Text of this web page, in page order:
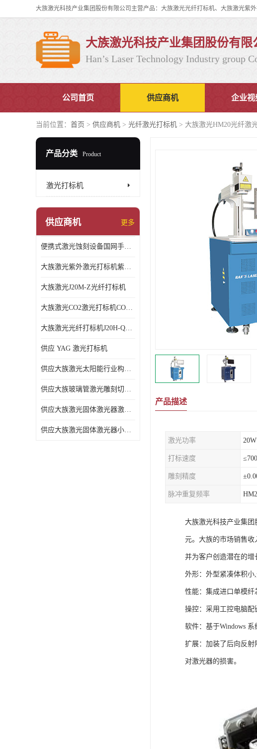
大族激光科技产业集团股份有限
Han’s Laser Technology Industry group
公司首页 供应商机 企业视
当前位置： 首页 > 供应商机 > 光纤激光打标机 > 大族激光HM20光纤激
产品分类 Product
激光打标机
供应商机 更多
便携式激光蚀刻设备国网手持激光蚀刻机A级6KG款
大族激光紫外激光打标机紫外打标机3W紫外机
大族激光J20M-Z光纤打标机
大族激光CO2激光打标机CO2-D200
大族激光光纤打标机J20H-QD光纤激光打标机
供应 YAG 激光打标机
供应大族激光太阳能行业构件激光切割机S035-5
供应大族玻璃管激光雕刻切割机
供应大族激光固体激光器激光切割机
供应大族激光固体激光器小幅面雕刻切割机
产品描述
激光功率 20W
打标速度
雕刻精度
脉冲重复频率
大族激光科技产业集
元。大族的市场销售收
并为客户创造潜在的增
外形：外型紧凑体积小
性能：集成进口单模纤
操控：采用工控电脑配
软件：基于Windows
扩展：加装了后向反
对激光器的损害。